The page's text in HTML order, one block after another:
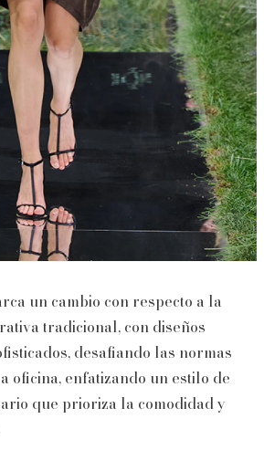
un cambio con respecto a la
tradicional, con diseños
desafiando las normas
oficina, enfatizando un estilo de
que prioriza la comodidad y